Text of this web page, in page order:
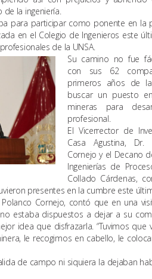
la ingeniería.
para participar como ponente en la
en el Colegio de Ingenieros este
de la UNSA.
Su camino no fue
con sus 62
primeros años de
buscar un puesto
mineras para
profesional.
El Vicerrector de
Casa Agustina, Dr.
Cornejo y el Decano
Ingenierías de
Collado Cárdenas,
presentes en la cumbre este
Cornejo, contó que en una
estaba dispuestos a dejar a su
idea que disfrazarla. “Tuvimos que
le recogimos en cabello, le
de campo ni siquiera la dejaban